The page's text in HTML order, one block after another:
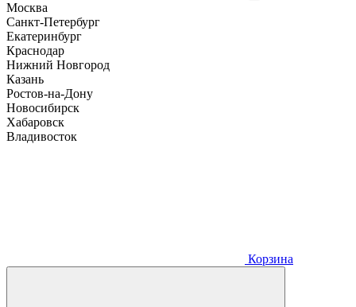
Москва
Санкт-Петербург
Екатеринбург
Краснодар
Нижний Новгород
Казань
Ростов-на-Дону
Новосибирск
Хабаровск
Владивосток
Корзина